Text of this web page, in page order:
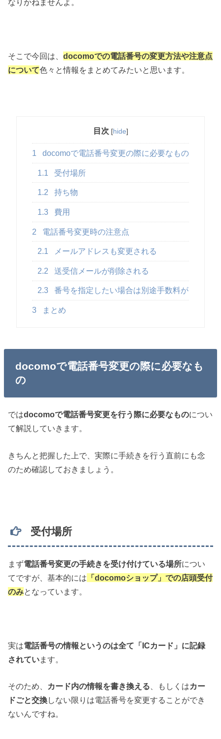
なりかねませんよ。
そこで今回は、docomoでの電話番号の変更方法や注意点
について色々と情報をまとめてみたいと思います。
目次 [hide]
1 docomoで電話番号変更の際に必要なもの
1.1 受付場所
1.2 持ち物
1.3 費用
2 電話番号変更時の注意点
2.1 メールアドレスも変更される
2.2 送受信メールが削除される
2.3 番号を指定したい場合は別途手数料が
3 まとめ
docomoで電話番号変更の際に必要なも
の
ではdocomoで電話番号変更を行う際に必要なものについ
て解説していきます。
きちんと把握した上で、実際に手続きを行う直前にも念
のため確認しておきましょう。
受付場所
まず電話番号変更の手続きを受け付けている場所につい
てですが、基本的には 「docomoショップ」での店頭受付
のみとなっています。
実は電話番号の情報というのは全て「ICカード」に記録
されています。
そのため、 カード内の情報を書き換える 、もしくはカー
ドごと交換しない限りは電話番号を変更することができ
ないんですね。